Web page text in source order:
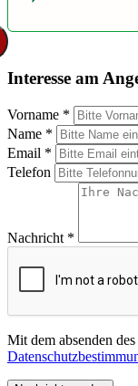
Interesse am
Vorname *
Name *
Email *
Telefon
Nachricht *
Mit dem absenden